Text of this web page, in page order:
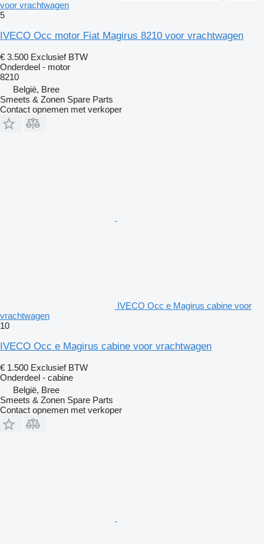
voor vrachtwagen
5
IVECO Occ motor Fiat Magirus 8210 voor vrachtwagen
€ 3.500 Exclusief BTW
Onderdeel - motor
8210
België, Bree
Smeets & Zonen Spare Parts
Contact opnemen met verkoper
IVECO Occ e Magirus cabine voor
vrachtwagen
10
IVECO Occ e Magirus cabine voor vrachtwagen
€ 1.500 Exclusief BTW
Onderdeel - cabine
België, Bree
Smeets & Zonen Spare Parts
Contact opnemen met verkoper